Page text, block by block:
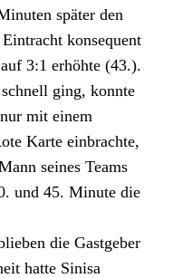
später den
konsequent
3:1 erhöhte (43.).
ging, konnte
mit einem
Karte einbrachte,
seines Teams
und 45. Minute die
die Gastgeber
hatte Sinisa